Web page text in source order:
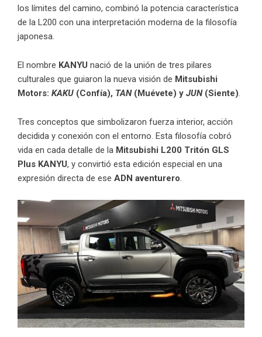
los límites del camino, combinó la potencia característica
de la L200 con una interpretación moderna de la filosofía
japonesa.
El nombre KANYU nació de la unión de tres pilares
culturales que guiaron la nueva visión de Mitsubishi
Motors: KAKU (Confía), TAN(Muévete) y JUN(Siente)
Tres conceptos que simbolizaron fuerza interior, acción
decidida y conexión con el entorno. Esta filosofía cobró
vida en cada detalle de la Mitsubishi L200 Tritón GLS
Plus KANYU, y convirtió esta edición especial en una
expresión directa de ese ADN aventurero